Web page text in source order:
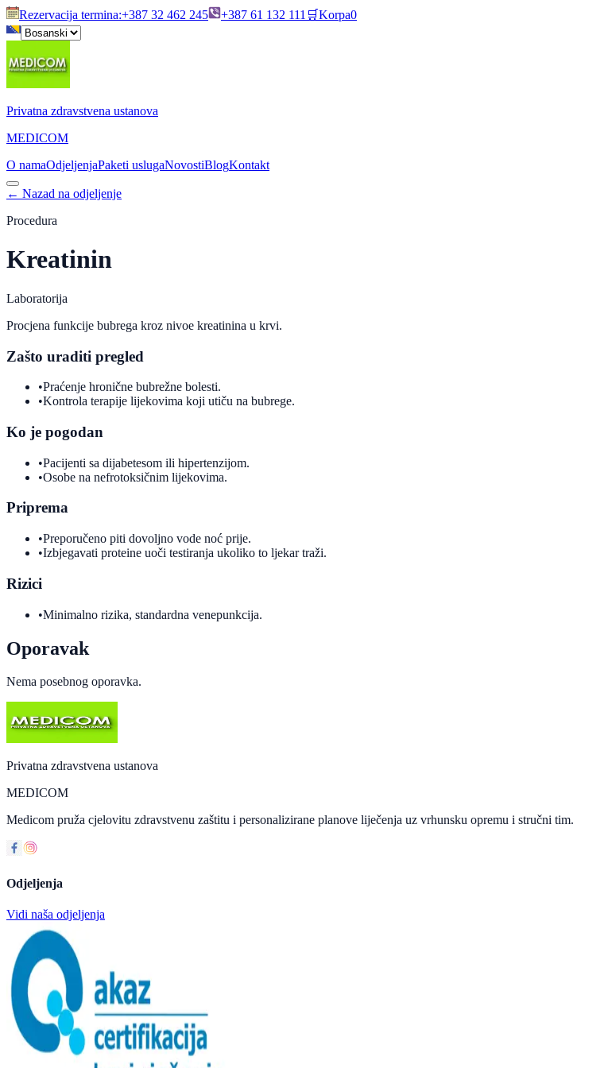
Rezervacija termina:+387 32 462 245 +387 61 132 111 🛒Korpa0
Privatna zdravstvena ustanova
MEDICOM
O namaOdjeljenjaPaketi uslugaNovostiBlogKontakt
← Nazad na odjeljenje
Procedura
Kreatinin
Laboratorija
Procjena funkcije bubrega kroz nivoe kreatinina u krvi.
Zašto uraditi pregled
•Praćenje hronične bubrežne bolesti.
•Kontrola terapije lijekovima koji utiču na bubrege.
Ko je pogodan
•Pacijenti sa dijabetesom ili hipertenzijom.
•Osobe na nefrotoksičnim lijekovima.
Priprema
•Preporučeno piti dovoljno vode noć prije.
•Izbjegavati proteine uoči testiranja ukoliko to ljekar traži.
Rizici
•Minimalno rizika, standardna venepunkcija.
Oporavak
Nema posebnog oporavka.
Privatna zdravstvena ustanova
MEDICOM
Medicom pruža cjelovitu zdravstvenu zaštitu i personalizirane planove liječenja uz vrhunsku opremu i stručni tim.
Odjeljenja
Vidi naša odjeljenja